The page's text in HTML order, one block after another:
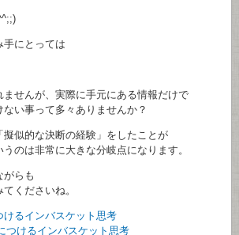
にとっては
せんが、実際に手元にある情報だけで
い事って多々ありませんか？
似的な決断の経験」をしたことが
のは非常に大きな分岐点になります。
らも
くださいね。
けるインバスケット思考